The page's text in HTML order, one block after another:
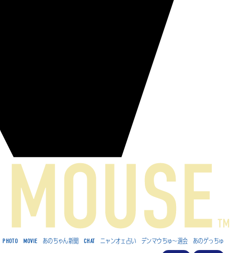
PHOTO MOVIE あのちゃん新聞 CHAT ニャンオェ占い デンマウちゅ～選会 あのゲっちゅ